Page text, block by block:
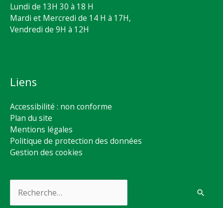
Lundi de 13H 30 à 18 H
Mardi et Mercredi de 14 H à 17H,
Vendredi de 9H à 12H
Liens
Accessibilité : non conforme
Plan du site
Mentions légales
Politique de protection des données
Gestion des cookies